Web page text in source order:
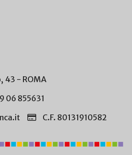
43 - ROMA
06 855631
C.F. 80131910582